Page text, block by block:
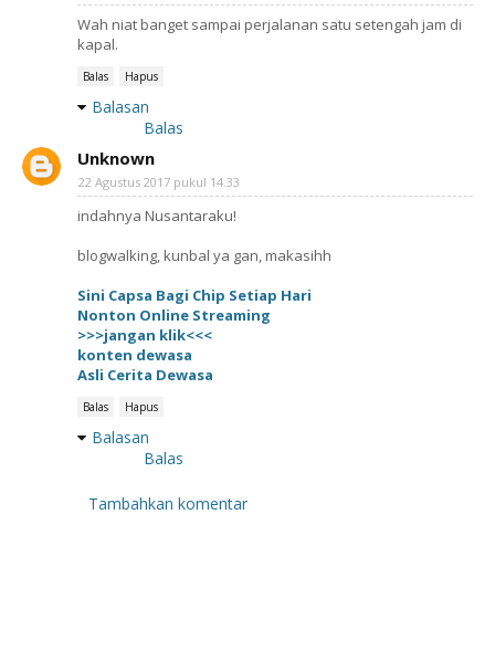
Wah niat banget sampai perjalanan satu setengah jam di
kapal.
Balas Hapus
Balasan
Balas
Unknown
22 Agustus 2017 pukul 14.33
indahnya Nusantaraku!
blogwalking, kunbal ya gan, makasihh
Sini Capsa Bagi Chip Setiap Hari
Nonton Online Streaming
>>>jangan klik<<<
konten dewasa
Asli Cerita Dewasa
Balas Hapus
Balasan
Balas
Tambahkan komentar